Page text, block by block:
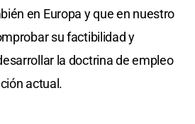
en Europa y que en nuestro
su factibilidad y
la doctrina de empleo
actual.